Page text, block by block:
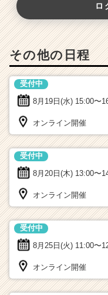
ロ
その他の日程
8月19日(水) 15:00〜
受付中
オンライン開催
8月20日(木) 13:00〜
受付中
オンライン開催
8月25日(火) 11:00〜
受付中
オンライン開催